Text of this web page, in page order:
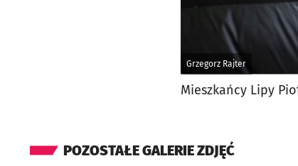
Grzegorz Rajter
Mieszkańcy Lipy
POZOSTAŁE GALERIE ZDJĘĆ